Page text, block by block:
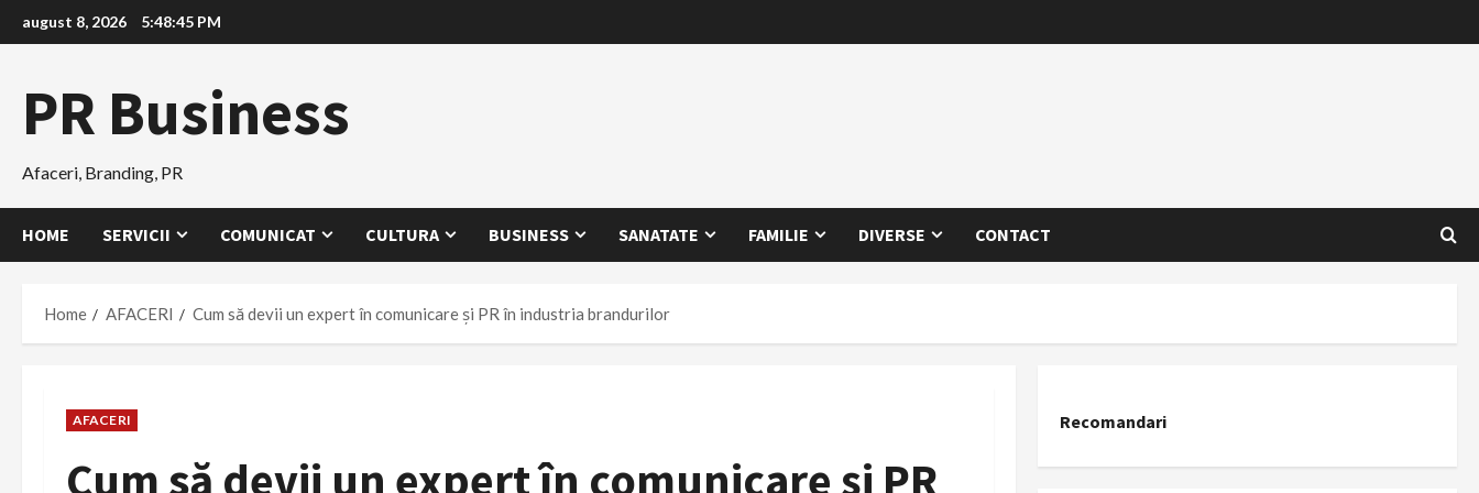
to
august 8, 2026 5:48:46 PM
PR Business
Afaceri, Branding, PR
HOME SERVICII COMUNICAT CULTURA BUSINESS SANATATE FAMILIE DIVERSE CONTACT
Home AFACERI Cum să devii un expert în comunicare și PR în industria brandurilor
AFACERI
Cum să devii un expert în comunicare și PR
Recomandari